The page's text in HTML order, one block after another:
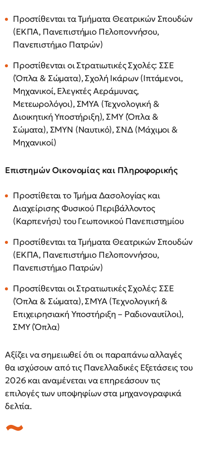
Προστίθενται τα Τμήματα Θεατρικών Σπουδών
(ΕΚΠΑ, Πανεπιστήμιο Πελοποννήσου,
Πανεπιστήμιο Πατρών)
Προστίθενται οι Στρατιωτικές Σχολές: ΣΣΕ
(Όπλα & Σώματα), Σχολή Ικάρων (Ιπτάμενοι,
Μηχανικοί, Ελεγκτές Αεράμυνας,
Μετεωρολόγοι), ΣΜΥΑ (Τεχνολογική &
Διοικητική Υποστήριξη), ΣΜΥ (Όπλα &
Σώματα), ΣΜΥΝ (Ναυτικό), ΣΝΔ (Μάχιμοι &
Μηχανικοί)
Επιστημών Οικονομίας και Πληροφορικής
Προστίθεται το Τμήμα Δασολογίας και
Διαχείρισης Φυσικού Περιβάλλοντος
(Καρπενήσι) του Γεωπονικού Πανεπιστημίου
Προστίθενται τα Τμήματα Θεατρικών Σπουδών
(ΕΚΠΑ, Πανεπιστήμιο Πελοποννήσου,
Πανεπιστήμιο Πατρών)
Προστίθενται οι Στρατιωτικές Σχολές: ΣΣΕ
(Όπλα & Σώματα), ΣΜΥΑ (Τεχνολογική &
Επιχειρησιακή Υποστήριξη – Ραδιοναυτίλοι),
ΣΜΥ (Όπλα)
Αξίζει να σημειωθεί ότι οι παραπάνω αλλαγές
θα ισχύσουν από τις Πανελλαδικές Εξετάσεις του
2026 και αναμένεται να επηρεάσουν τις
επιλογές των υποψηφίων στα μηχανογραφικά
δελτία.